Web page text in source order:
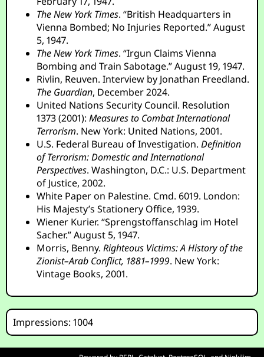
The New York Times. “British Headquarters in
Vienna Bombed; No Injuries Reported.” August
5, 1947.
The New York Times. “Irgun Claims Vienna
Bombing and Train Sabotage.” August 19, 1947.
Rivlin, Reuven. Interview by Jonathan Freedland.
The Guardian, December 2024.
United Nations Security Council. Resolution
1373 (2001):Measures to Combat International
Terrorism. New York: United Nations, 2001.
U.S. Federal Bureau of Investigation.Definition
of Terrorism: Domestic and International
Perspectives. Washington, D.C.: U.S. Department
of Justice, 2002.
White Paper on Palestine. Cmd. 6019. London:
His Majesty’s Stationery Office, 1939.
Wiener Kurier. “Sprengstoffanschlag im Hotel
Sacher.” August 5, 1947.
Morris, Benny.Righteous Victims: A History of the
Zionist–Arab Conflict, 1881–1999. New York:
Vintage Books, 2001.
Impressions: 1004